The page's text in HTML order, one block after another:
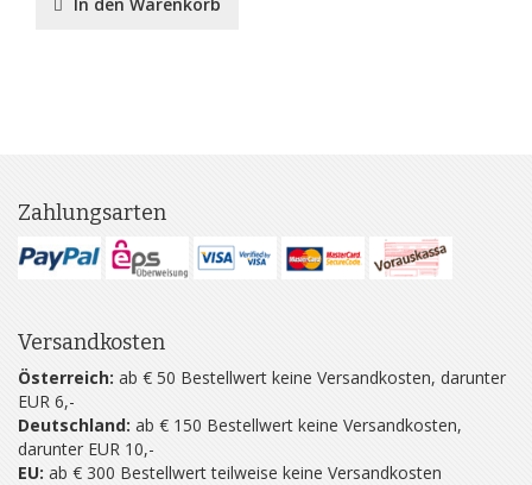
Zahlungsarten
Versandkosten
Österreich: ab € 50 Bestellwert keine Versandkosten, darunter
EUR 6,-
Deutschland: ab € 150 Bestellwert keine Versandkosten,
darunter EUR 10,-
EU: ab € 300 Bestellwert teilweise keine Versandkosten